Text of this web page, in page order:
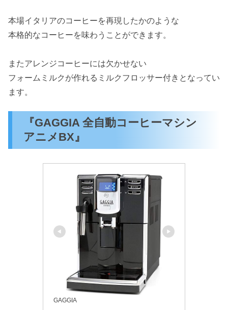
本場イタリアのコーヒーを再現したかのような
本格的なコーヒーを味わうことができます。
またアレンジコーヒーには欠かせない
フォームミルクが作れるミルクフロッサー付きとなってい
ます。
『GAGGIA 全自動コーヒーマシン
アニメBX』
GAGGIA